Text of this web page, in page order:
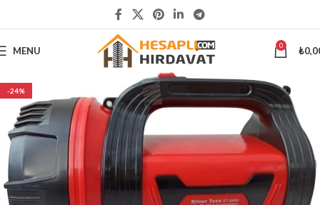
MENU 0 ₺
-24%
ÜSTÜ ALIŞVERİŞLERİNİZDE KARGO ÜCRETSİZ